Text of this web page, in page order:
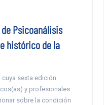
Psicoanálisis
histórico de la
sexta edición
y profesionales
sobre la condición